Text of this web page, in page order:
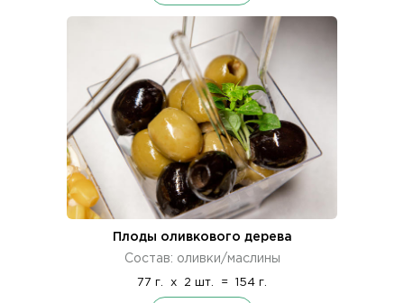
Плоды оливкового дерева
Состав: оливки/маслины
77 г. x 2 шт. = 154 г.